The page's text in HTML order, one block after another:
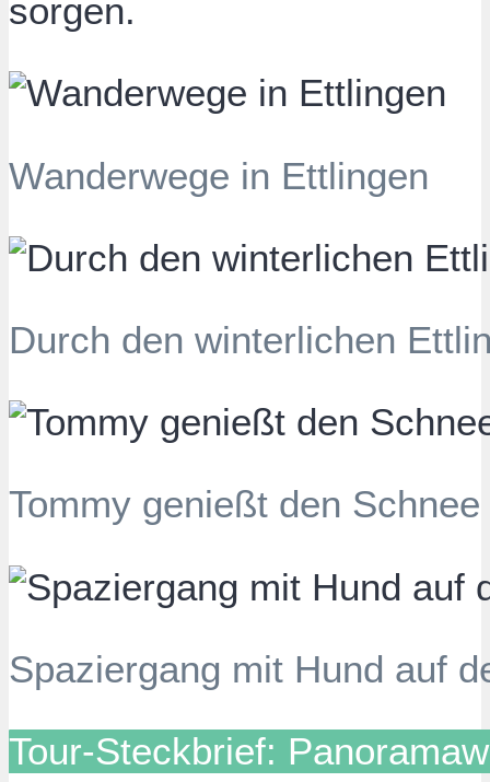
sorgen.
Wanderwege in Ettlingen
Durch den winterlichen
Tommy genießt den Schnee
Spaziergang mit Hund auf
Tour-Steckbrief: